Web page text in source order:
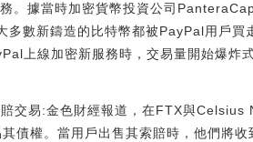
。據當時加密貨幣投資公司
多數新鑄造的比特幣都被PayPal用戶
上線加密新服務時，交易量開始爆炸
交易:金色財經報道，在FTX與Celsius
債權。當用戶出售其索賠時，他們將